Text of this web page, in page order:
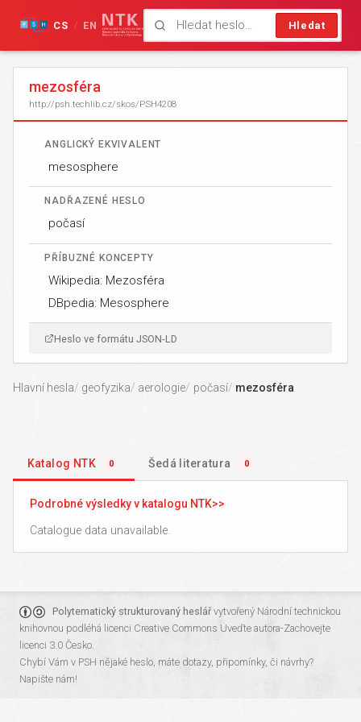
Hledat
CS / EN
mezosféra
http://psh.techlib.cz/skos/PSH4208
ANGLICKÝ EKVIVALENT
mesosphere
NADŘAZENÉ HESLO
počasí
PŘÍBUZNÉ KONCEPTY
Wikipedia: Mezosféra
DBpedia: Mesosphere
Heslo ve formátu JSON-LD
Hlavní hesla geofyzika aerologie počasí mezosféra
Katalog NTK 0 Šedá literatura 0
Podrobné výsledky v katalogu NTK
Catalogue data unavailable.
Polytematický strukturovaný heslářvytvořený Národní technickou
knihovnou podléhá licenci Creative Commons Uveďte autora-Zachovejte
licenci 3.0 Česko.
Chybí Vám v PSH nějaké heslo, máte dotazy, připomínky, či návrhy?
Napište nám!